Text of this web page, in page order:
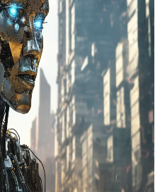
a provocar preocupações
com destaque
de Defesa dos
atribuídas à automação e
e privacidade digital mostram
da tecnologia exigem
e das empresas torna-se
e mudanças disruptivas.